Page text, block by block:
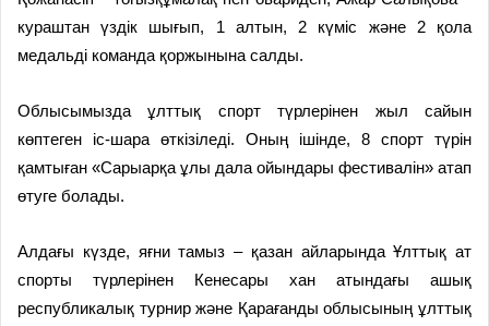
кураштан үздік шығып, 1 алтын, 2 күміс және 2 қола
медальді коман­да қоржынына салды.
Облысымызда ұлттық спорт түрлерінен жыл сайын
көптеген іс-шара өткізіледі. Оның ішінде, 8 спорт түрін
қамтыған «Сарыарқа ұлы дала ойындары фестивалін» атап
өтуге болады.
Алдағы күзде, яғни тамыз – қазан айларында Ұлттық ат
спорты түрлерінен Кенесары хан атындағы ашық
республикалық турнир және Қарағанды облысының ұлттық